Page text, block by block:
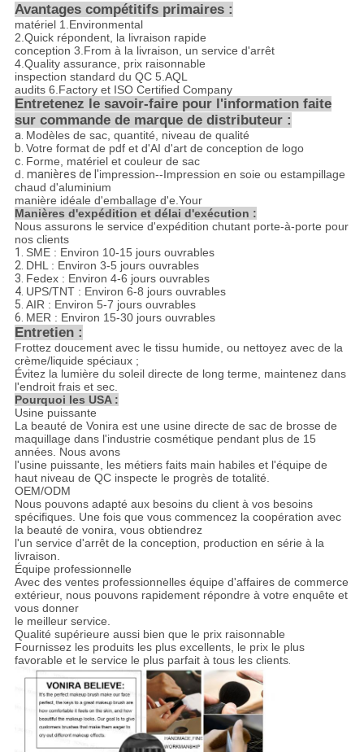
Avantages compétitifs primaires :
matériel 1.Environmental
2.Quick répondent, la livraison rapide
conception 3.From à la livraison, un service d'arrêt
4.Quality assurance, prix raisonnable
inspection standard du QC 5.AQL
audits 6.Factory et ISO Certified Company
Entretenez le savoir-faire pour l'information faite
sur commande de marque de distributeur :
a. Modèles de sac, quantité, niveau de qualité
b. Votre format de pdf et d'AI d'art de conception de logo
c. Forme, matériel et couleur de sac
d. manières de l'impression--Impression en soie ou estampillage
chaud d'aluminium
manière idéale d'emballage d'e.Your
Manières d'expédition et délai d'exécution :
Nous assurons le service d'expédition chutant porte-à-porte pour
nos clients
1. SME : Environ 10-15 jours ouvrables
2. DHL : Environ 3-5 jours ouvrables
3. Fedex : Environ 4-6 jours ouvrables
4. UPS/TNT : Environ 6-8 jours ouvrables
5. AIR : Environ 5-7 jours ouvrables
6. MER : Environ 15-30 jours ouvrables
Entretien :
Frottez doucement avec le tissu humide, ou nettoyez avec de la
crème/liquide spéciaux ;
Évitez la lumière du soleil directe de long terme, maintenez dans
l'endroit frais et sec.
Pourquoi les USA :
Usine puissante
La beauté de Vonira est une usine directe de sac de brosse de
maquillage dans l'industrie cosmétique pendant plus de 15
années. Nous avons
l'usine puissante, les métiers faits main habiles et l'équipe de
haut niveau de QC inspecte le progrès de totalité.
OEM/ODM
Nous pouvons adapté aux besoins du client à vos besoins
spécifiques. Une fois que vous commencez la coopération avec
la beauté de vonira, vous obtiendrez
l'un service d'arrêt de la conception, production en série à la
livraison.
Équipe professionnelle
Avec des ventes professionnelles équipe d'affaires de commerce
extérieur, nous pouvons rapidement répondre à votre enquête et
vous donner
le meilleur service.
Qualité supérieure aussi bien que le prix raisonnable
Fournissez les produits les plus excellents, le prix le plus
favorable et le service le plus parfait à tous les clients.